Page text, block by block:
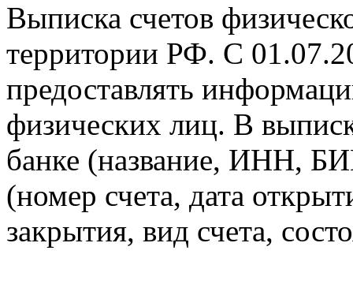
Выписка счетов
территории РФ. С
предоставлять
физических лиц. В
банке (название, ИНН,
(номер счета, дата
закрытия, вид счета,